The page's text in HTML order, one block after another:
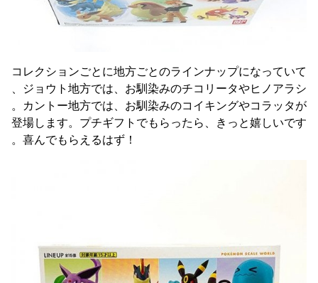
コレクションごとに地方ごとのラインナップになっていて
、ジョウト地方では、お馴染みのチコリータやヒノアラシ
。カントー地方では、お馴染みのコイキングやコラッタが
登場します。プチギフトでもらったら、きっと嬉しいです
。喜んでもらえるはず！